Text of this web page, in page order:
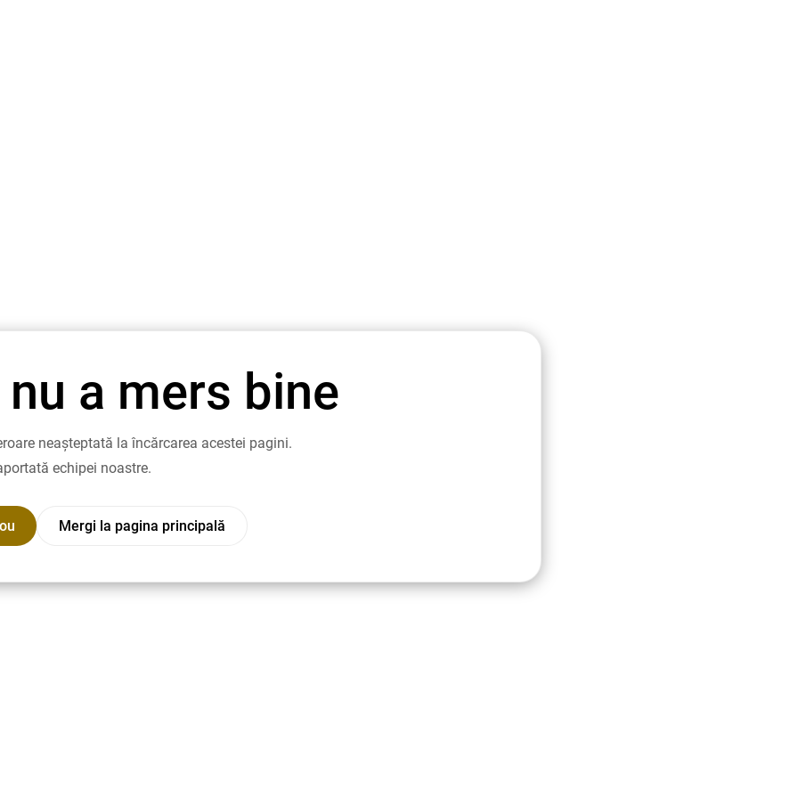
nu a mers bine
neașteptată la încărcarea acestei pagini.
echipei noastre.
Mergi la pagina principală